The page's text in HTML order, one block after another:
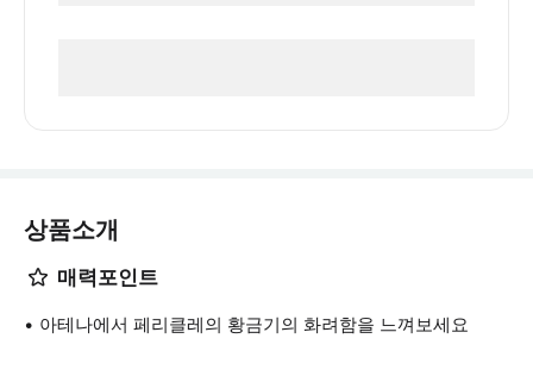
상품소개
매력포인트
아테나에서 페리클레의 황금기의 화려함을 느껴보세요